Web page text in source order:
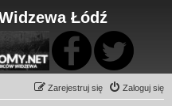
Łódź
Zaloguj się
Zarejestruj się